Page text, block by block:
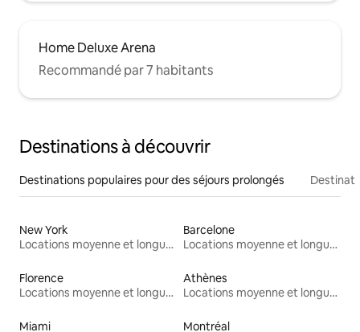
Home Deluxe Arena
Recommandé par 7 habitants
Destinations à découvrir
Destinations populaires pour des séjours prolongés
New York
Locations moyenne et longue durée
Barcelone
Locations moyenne et longue durée
Florence
Locations moyenne et longue durée
Athènes
Locations moyenne et longue durée
Miami Montréal